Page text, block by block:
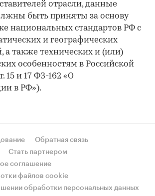
отрасли, данные
быть приняты за основу
национальных стандартов РФ с
и географических
а также технических и (или)
особенностям в Российской
15 и 17 ФЗ-162 «О
в РФ»).
Обратная связь
Стать партнером
соглашение
файлов cookie
обработки персональных данных